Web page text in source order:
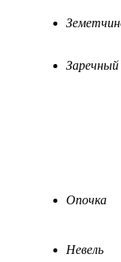
Заречный
Опочка
Невель